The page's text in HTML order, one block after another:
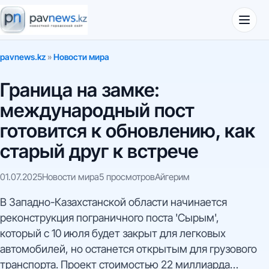
pavnews.kz »Новости мира
Граница на замке:
международный пост
готовится к обновлению, как
старый друг к встрече
01.07.2025Новости мира5 просмотровАйгерим
В Западно-Казахстанской области начинается
реконструкция пограничного поста 'Сырым',
который с 10 июля будет закрыт для легковых
автомобилей, но останется открытым для грузового
транспорта. Проект стоимостью 22 миллиарда